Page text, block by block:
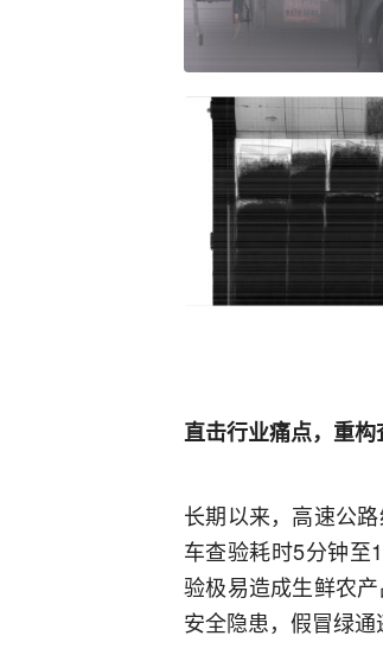
直击行业痛点，重
长期以来，高速公
车查验耗时5分钟至
验极易造成生鲜农
安全隐患，假冒绿通